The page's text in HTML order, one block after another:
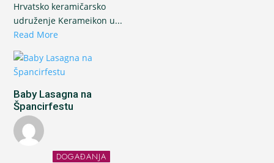
Hrvatsko keramičarsko
udruženje Kerameikon u...
Read More
Baby Lasagna na
Špancirfestu
DOGAĐANJA